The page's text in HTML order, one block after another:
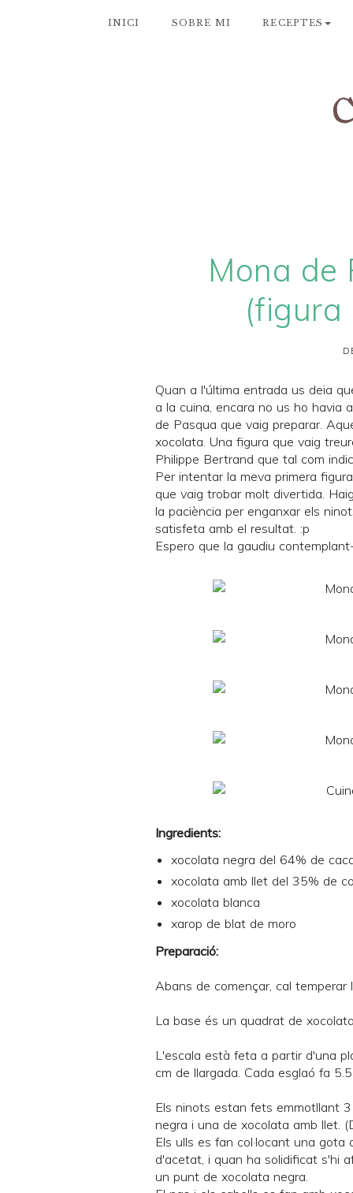
INICI SOBRE MI RECEPTES
Mona de
(figura
Quan a l'última entrada us deia
a la cuina, encara no us ho havia
de Pasqua que vaig preparar.
xocolata. Una figura que vaig
Philippe Bertrand que tal com
Per intentar la meva primera
que vaig trobar molt divertida.
la paciència per enganxar els
satisfeta amb el resultat. :p
Espero que la gaudiu
Ingredients:
xocolata negra del 64% de
xocolata amb llet del 35% de
xocolata blanca
xarop de blat de moro
Preparació:
Abans de començar, cal temperar
La base és un quadrat de
L'escala està feta a partir d'una
cm de llargada. Cada esglaó fa
Els ninots estan fets emmotllant
negra i una de xocolata amb llet. (
Els ulls es fan col·locant una
d'acetat, i quan ha solidificat s'hi
un punt de xocolata negra.